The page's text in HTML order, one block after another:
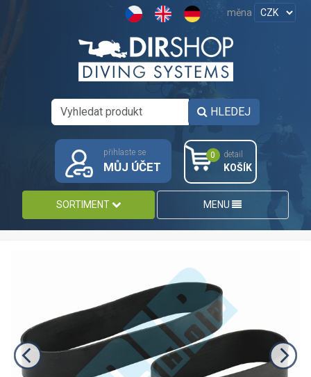
měna
HLEDEJ
přihlaste se
MŮJ ÚČET
0 detail
KOŠÍK
SORTIMENT MENU